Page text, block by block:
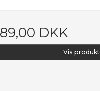
89,00 DKK
Vis produkt